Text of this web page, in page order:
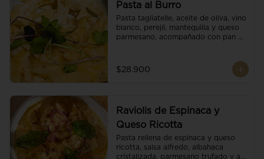
Pasta al Burro
Pasta tagliatelle, aceite de oliva, vino
blanco, perejil, mantequilla y queso
parmesano, acompañado con pan
$28.900
Raviolis de Espinaca y
Queso Ricotta
Pasta rellena de espinaca y queso
ricotta, salsa alfredo, albahaca
cristalizada, parmesano trufado y ajo